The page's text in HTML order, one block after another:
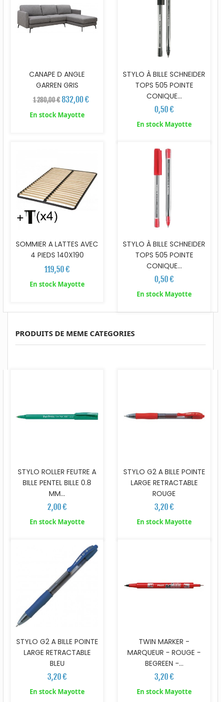
CANAPE D ANGLE
GARREN GRIS
1 280,00 € 832,00 €
En stock Mayotte
STYLO À BILLE SCHNEIDER
TOPS 505 POINTE
CONIQUE...
0,50 €
En stock Mayotte
SOMMIER A LATTES AVEC
4 PIEDS 140X190
119,50 €
En stock Mayotte
STYLO À BILLE SCHNEIDER
TOPS 505 POINTE
CONIQUE...
0,50 €
En stock Mayotte
PRODUITS DE MEME CATEGORIES
STYLO ROLLER FEUTRE A
BILLE PENTEL BILLE 0.8
MM...
2,00 €
En stock Mayotte
STYLO G2 A BILLE POINTE
LARGE RETRACTABLE
ROUGE
3,20 €
En stock Mayotte
STYLO G2 A BILLE POINTE
LARGE RETRACTABLE
BLEU
3,20 €
En stock Mayotte
TWIN MARKER -
MARQUEUR - ROUGE -
BEGREEN -...
3,20 €
En stock Mayotte